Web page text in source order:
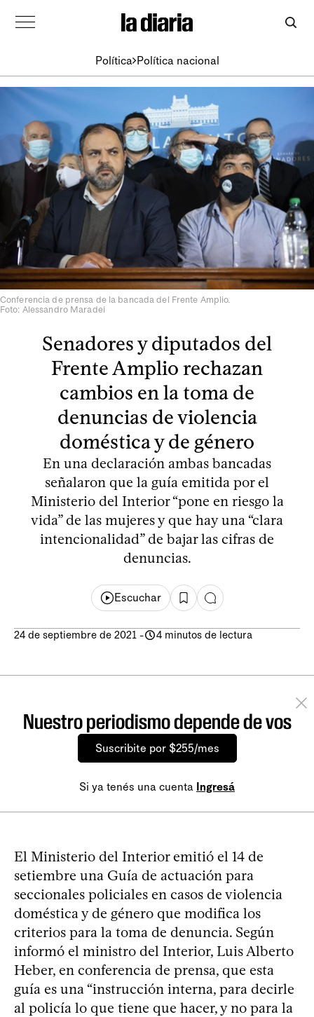
Política Política nacional
Conferencia de prensa de la bancada del Frente Amplio.
Foto: Alessandro Maradei
Senadores y diputados del
Frente Amplio rechazan
cambios en la toma de
denuncias de violencia
doméstica y de género
En una declaración ambas bancadas
señalaron que la guía emitida por el
Ministerio del Interior “pone en riesgo la
vida” de las mujeres y que hay una “clara
intencionalidad” de bajar las cifras de
denuncias.
Escuchar
24 de septiembre de 2021 - 4 minutos de lectura
Nuestro periodismo depende de vos
Suscribite por $255/mes
Si ya tenés una cuenta Ingresá
El Ministerio del Interior emitió el 14 de
setiembre una Guía de actuación para
seccionales policiales en casos de violencia
doméstica y de género que modifica los
criterios para la toma de denuncia. Según
informó el ministro del Interior, Luis Alberto
Heber, en conferencia de prensa, que esta
guía es una “instrucción interna, para decirle
al policía lo que tiene que hacer, y no para la